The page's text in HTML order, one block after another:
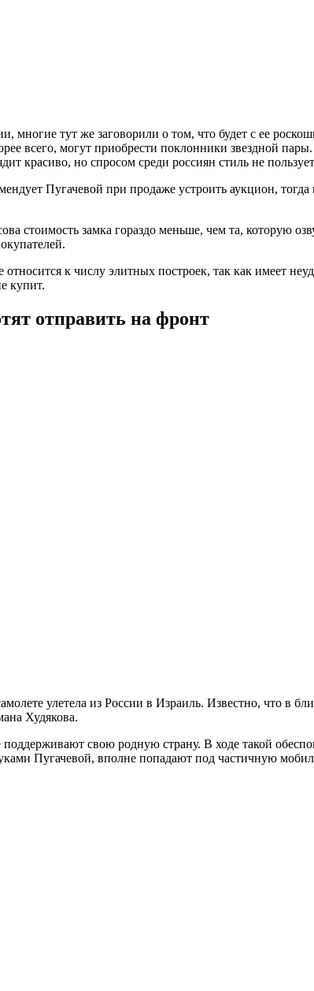
многие тут же заговорили о том, что будет с ее
всего, могут приобрести поклонники звездной
красиво, но спросом среди россиян стиль не
Пугачевой при продаже устроить аукцион,
стоимость замка гораздо меньше, чем та, которую
к числу элитных построек, так как имеет
купит.
отправить на фронт
улетела из России в Израиль. Известно, что в
Худякова.
свою родную страну. В ходе такой
Пугачевой, вполне попадают под частичную